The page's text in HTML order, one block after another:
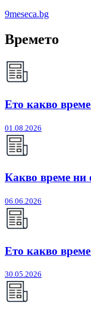
9meseca.bg
Времето
Ето какво
01.08.2026
Какво време ни
06.06.2026
Ето какво
30.05.2026